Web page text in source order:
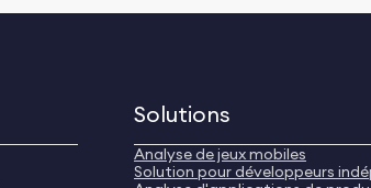
Solutions
Analyse de jeux mobiles
Solution pour développeurs